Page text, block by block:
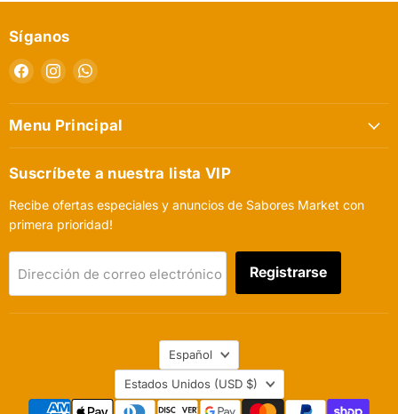
Síganos
Encuéntrenos
en
Facebook
Encuéntrenos
en
Instagram
Encuéntrenos
WhatsApp
Menu Principal
Suscríbete a nuestra lista VIP
Recibe ofertas especiales y anuncios de Sabores Market con
primera prioridad!
Dirección de correo electrónico Registrarse
Idioma
Español
País
Estados Unidos (USD $)